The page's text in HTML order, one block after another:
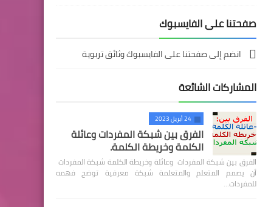
صفحتنا على الفايسبوك
انضم إلى صفحتنا على الفايسبوك وثائق تربوية
المشاركات الشائعة
24 أبريل 2023
الفرق بين شبكة المفردات وعائلة
الكلمة وخريطة الكلمة.
الفرق بين شبكة المفردات وعائلة وخريطة الكلمة شبكة المفردات
أن يصمم المتعلم والمتعلمة شبكة معرفية توضح فهمه
للمفردات…